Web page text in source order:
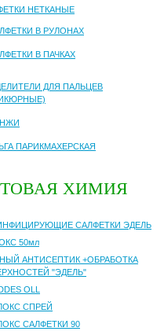
НЕТКАНЫЕ
В РУЛОНАХ
В ПАЧКАХ
ДЛЯ ПАЛЬЦЕВ
ПАРИКМАХЕРСКАЯ
ХИМИЯ
САЛФЕТКИ ЭДЕЛЬ
50мл
АНТИСЕПТИК +ОБРАБОТКА
"ЭДЕЛЬ"
OLL
СПРЕЙ
САЛФЕТКИ 90